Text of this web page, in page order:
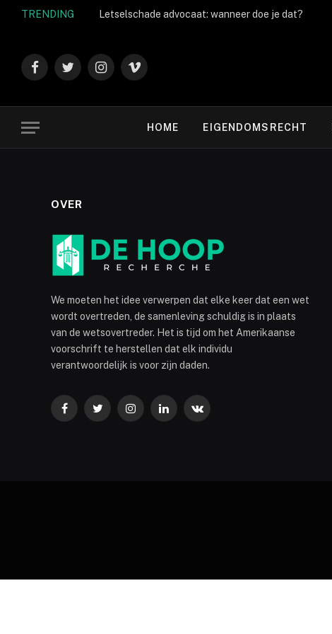
TRENDING Letselschade advocaat: wanneer doe je dat?
FacebookTwitterInstagram
Vimeo
HOME EIGENDOMSRECHT
OVER
We moeten het idee verwerpen dat elke keer dat een wet
wordt overtreden, de samenleving schuldig is in plaats
van de wetsovertreder. Het is tijd om het Amerikaanse
voorschrift te herstellen dat elk individu
verantwoordelijk is voor zijn daden.
FacebookTwitterInstagramLinkedInVKontakte